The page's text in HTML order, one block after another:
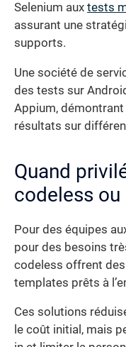
Selenium aux tests
assurant une
supports.
Une société de
des tests sur
Appium, démontrant
résultats sur
Quand
codeless
Pour des équipes
pour des besoins
codeless offrent
templates prêts à
Ces solutions
le coût initial, mais